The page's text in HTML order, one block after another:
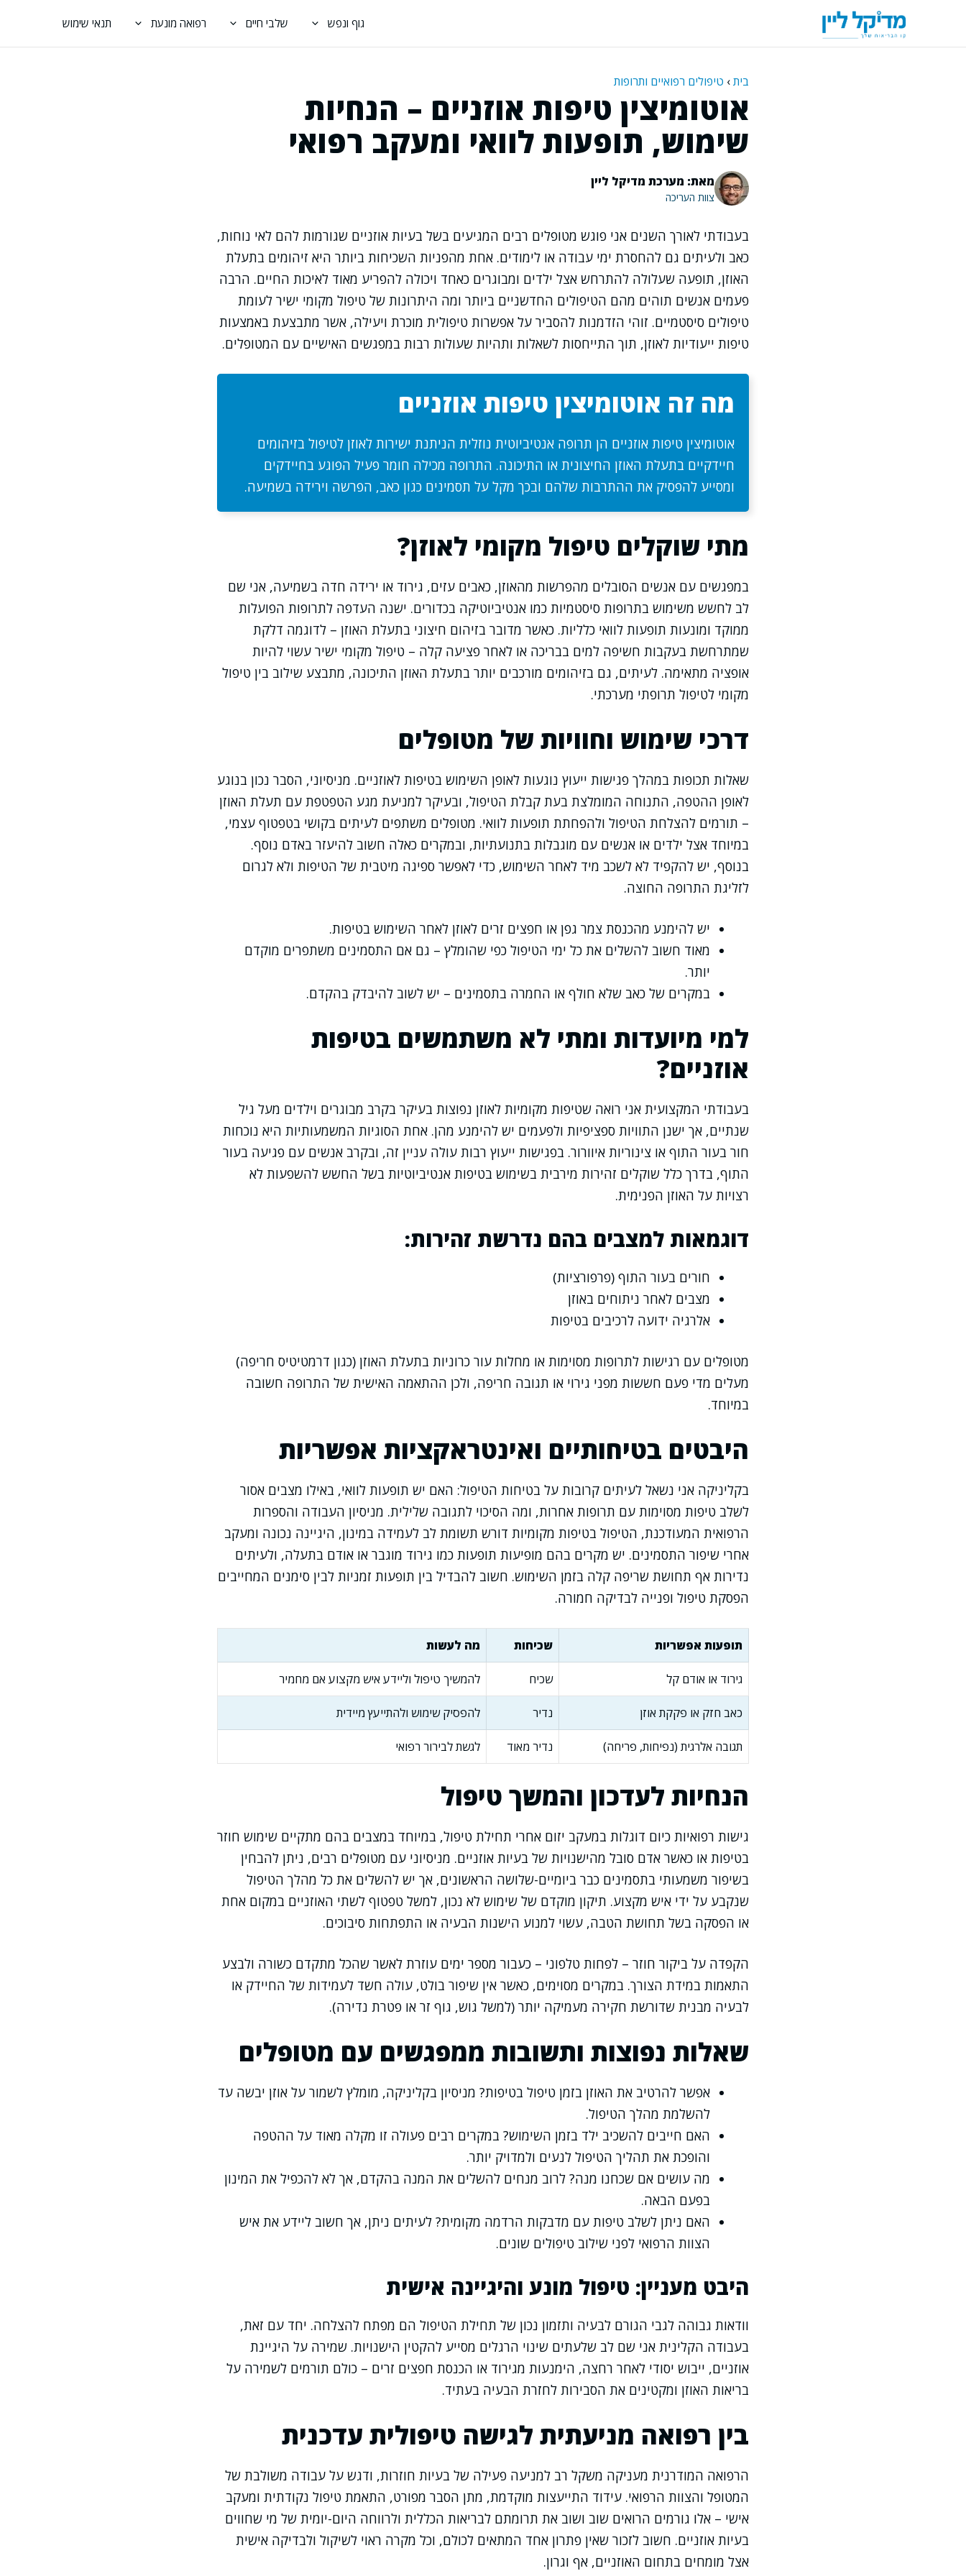
גוף ונפש שלבי חיים רפואה מונעת תנאי שימוש
בית› טיפולים רפואיים ותרופות
אוטומיצין טיפות אוזניים – הנחיות
שימוש, תופעות לוואי ומעקב רפואי
מאת: מערכת מדיקל ליין
צוות העריכה
בעבודתי לאורך השנים אני פוגש מטופלים רבים המגיעים בשל בעיות אוזניים שגורמות להם לאי נוחות,
כאב ולעיתים גם להחסרת ימי עבודה או לימודים. אחת מהפניות השכיחות ביותר היא זיהומים בתעלת
האוזן, תופעה שעלולה להתרחש אצל ילדים ומבוגרים כאחד ויכולה להפריע מאוד לאיכות החיים. הרבה
פעמים אנשים תוהים מהם הטיפולים החדשניים ביותר ומה היתרונות של טיפול מקומי ישיר לעומת
טיפולים סיסטמיים. זוהי הזדמנות להסביר על אפשרות טיפולית מוכרת ויעילה, אשר מתבצעת באמצעות
טיפות ייעודיות לאוזן, תוך התייחסות לשאלות ותהיות שעולות רבות במפגשים האישיים עם המטופלים.
מה זה אוטומיצין טיפות אוזניים
אוטומיצין טיפות אוזניים הן תרופה אנטיביוטית נוזלית הניתנת ישירות לאוזן לטיפול בזיהומים
חיידקיים בתעלת האוזן החיצונית או התיכונה. התרופה מכילה חומר פעיל הפוגע בחיידקים
ומסייע להפסיק את ההתרבות שלהם ובכך מקל על תסמינים כגון כאב, הפרשה וירידה בשמיעה.
מתי שוקלים טיפול מקומי לאוזן?
במפגשים עם אנשים הסובלים מהפרשות מהאוזן, כאבים עזים, גירוד או ירידה חדה בשמיעה, אני שם
לב לחשש משימוש בתרופות סיסטמיות כמו אנטיביוטיקה בכדורים. ישנה העדפה לתרופות הפועלות
ממוקד ומונעות תופעות לוואי כלליות. כאשר מדובר בזיהום חיצוני בתעלת האוזן – לדוגמה דלקת
שמתרחשת בעקבות חשיפה למים בבריכה או לאחר פציעה קלה – טיפול מקומי ישיר עשוי להיות
אופציה מתאימה. לעיתים, גם בזיהומים מורכבים יותר בתעלת האוזן התיכונה, מתבצע שילוב בין טיפול
מקומי לטיפול תרופתי מערכתי.
דרכי שימוש וחוויות של מטופלים
שאלות תכופות במהלך פגישות ייעוץ נוגעות לאופן השימוש בטיפות לאוזניים. מניסיוני, הסבר נכון בנוגע
לאופן ההטפה, התנוחה המומלצת בעת קבלת הטיפול, ובעיקר למניעת מגע הטפטפת עם תעלת האוזן
– תורמים להצלחת הטיפול ולהפחתת תופעות לוואי. מטופלים משתפים לעיתים בקושי בטפטוף עצמי,
במיוחד אצל ילדים או אנשים עם מוגבלות בתנועתיות, ובמקרים כאלה חשוב להיעזר באדם נוסף.
בנוסף, יש להקפיד לא לשכב מיד לאחר השימוש, כדי לאפשר ספיגה מיטבית של הטיפות ולא לגרום
לזליגת התרופה החוצה.
יש להימנע מהכנסת צמר גפן או חפצים זרים לאוזן לאחר השימוש בטיפות.
מאוד חשוב להשלים את כל ימי הטיפול כפי שהומלץ – גם אם התסמינים משתפרים מוקדם
יותר.
במקרים של כאב שלא חולף או החמרה בתסמינים – יש לשוב להיבדק בהקדם.
למי מיועדות ומתי לא משתמשים בטיפות
אוזניים?
בעבודתי המקצועית אני רואה שטיפות מקומיות לאוזן נפוצות בעיקר בקרב מבוגרים וילדים מעל גיל
שנתיים, אך ישנן התוויות ספציפיות ולפעמים יש להימנע מהן. אחת הסוגיות המשמעותיות היא נוכחות
חור בעור התוף או צינוריות איוורור. בפגישות ייעוץ רבות עולה עניין זה, ובקרב אנשים עם פגיעה בעור
התוף, בדרך כלל שוקלים זהירות מירבית בשימוש בטיפות אנטיביוטיות בשל החשש להשפעות לא
רצויות על האוזן הפנימית.
דוגמאות למצבים בהם נדרשת זהירות:
חורים בעור התוף (פרפורציות)
מצבים לאחר ניתוחים באוזן
אלרגיה ידועה לרכיבים בטיפות
מטופלים עם רגישות לתרופות מסוימות או מחלות עור כרוניות בתעלת האוזן (כגון דרמטיטיס חריפה)
מעלים מדי פעם חששות מפני גירוי או תגובה חריפה, ולכן ההתאמה האישית של התרופה חשובה
במיוחד.
היבטים בטיחותיים ואינטראקציות אפשריות
בקליניקה אני נשאל לעיתים קרובות על בטיחות הטיפול: האם יש תופעות לוואי, באילו מצבים אסור
לשלב טיפות מסוימות עם תרופות אחרות, ומה הסיכוי לתגובה שלילית. מניסיון העבודה והספרות
הרפואית המעודכנת, הטיפול בטיפות מקומיות דורש תשומת לב לעמידה במינון, היגיינה נכונה ומעקב
אחרי שיפור התסמינים. יש מקרים בהם מופיעות תופעות כמו גירוד מוגבר או אודם בתעלה, ולעיתים
נדירות אף תחושת שריפה קלה בזמן השימוש. חשוב להבדיל בין תופעות זמניות לבין סימנים המחייבים
הפסקת טיפול ופנייה לבדיקה חמורה.
תופעות אפשריות שכיחות מה לעשות
גירוד או אודם קל שכיח להמשיך טיפול וליידע איש מקצוע אם מחמיר
כאב חזק או פקקת אוזן נדיר להפסיק שימוש ולהתייעץ מיידית
תגובה אלרגית (נפיחות, פריחה) נדיר מאוד לגשת לבירור רפואי
הנחיות לעדכון והמשך טיפול
גישות רפואיות כיום דוגלות במעקב יזום אחרי תחילת טיפול, במיוחד במצבים בהם מתקיים שימוש חוזר
בטיפות או כאשר אדם סובל מהישנויות של בעיות אוזניים. מניסיוני עם מטופלים רבים, ניתן להבחין
בשיפור משמעותי בתסמינים כבר ביומיים-שלושה הראשונים, אך יש להשלים את כל מהלך הטיפול
שנקבע על ידי איש מקצוע. תיקון מוקדם של שימוש לא נכון, למשל טפטוף לשתי האוזניים במקום אחת
או הפסקה בשל תחושת הטבה, עשוי למנוע הישנות הבעיה או התפתחות סיבוכים.
הקפדה על ביקור חוזר – לפחות טלפוני – כעבור מספר ימים עוזרת לאשר שהכל מתקדם כשורה ולבצע
התאמות במידת הצורך. במקרים מסוימים, כאשר אין שיפור בולט, עולה חשד לעמידות של החיידק או
לבעיה מבנית שדורשת חקירה מעמיקה יותר (למשל גוש, גוף זר או פטרת נדירה).
שאלות נפוצות ותשובות ממפגשים עם מטופלים
אפשר להרטיב את האוזן בזמן טיפול בטיפות? מניסיון בקליניקה, מומלץ לשמור על אוזן יבשה עד
להשלמת מהלך הטיפול.
האם חייבים להשכיב ילד בזמן השימוש? במקרים רבים פעולה זו מקלה מאוד על ההטפה
והופכת את תהליך הטיפול לנעים ולמדויק יותר.
מה עושים אם שכחנו מנה? לרוב מנחים להשלים את המנה בהקדם, אך לא להכפיל את המינון
בפעם הבאה.
האם ניתן לשלב טיפות עם מדבקות הרדמה מקומית? לעיתים ניתן, אך חשוב ליידע את איש
הצוות הרפואי לפני שילוב טיפולים שונים.
היבט מעניין: טיפול מונע והיגיינה אישית
וודאות גבוהה לגבי הגורם לבעיה ותזמון נכון של תחילת הטיפול הם מפתח להצלחה. יחד עם זאת,
בעבודה הקלינית אני שם לב שלעתים שינוי הרגלים מסייע להקטין הישנויות. שמירה על היגיינת
אוזניים, ייבוש יסודי לאחר רחצה, הימנעות מגירוד או הכנסת חפצים זרים – כולם תורמים לשמירה על
בריאות האוזן ומקטינים את הסבירות לחזרת הבעיה בעתיד.
בין רפואה מניעתית לגישה טיפולית עדכנית
הרפואה המודרנית מעניקה משקל רב למניעה פעילה של בעיות חוזרות, ודגש על עבודה משולבת של
המטופל והצוות הרפואי. עידוד התייעצות מוקדמת, מתן הסבר מפורט, התאמת טיפול נקודתית ומעקב
אישי – אלו גורמים הרואים שוב ושוב את תרומתם לבריאות הכללית ולרווחה היום-יומית של מי שחווים
בעיות אוזניים. חשוב לזכור שאין פתרון אחד המתאים לכולם, וכל מקרה ראוי לשיקול ולבדיקה אישית
אצל מומחים בתחום האוזניים, אף וגרון.